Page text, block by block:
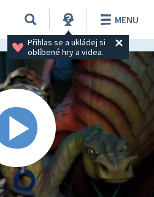
Přihlas se a ukládej si
oblíbené hry a videa.
MENU